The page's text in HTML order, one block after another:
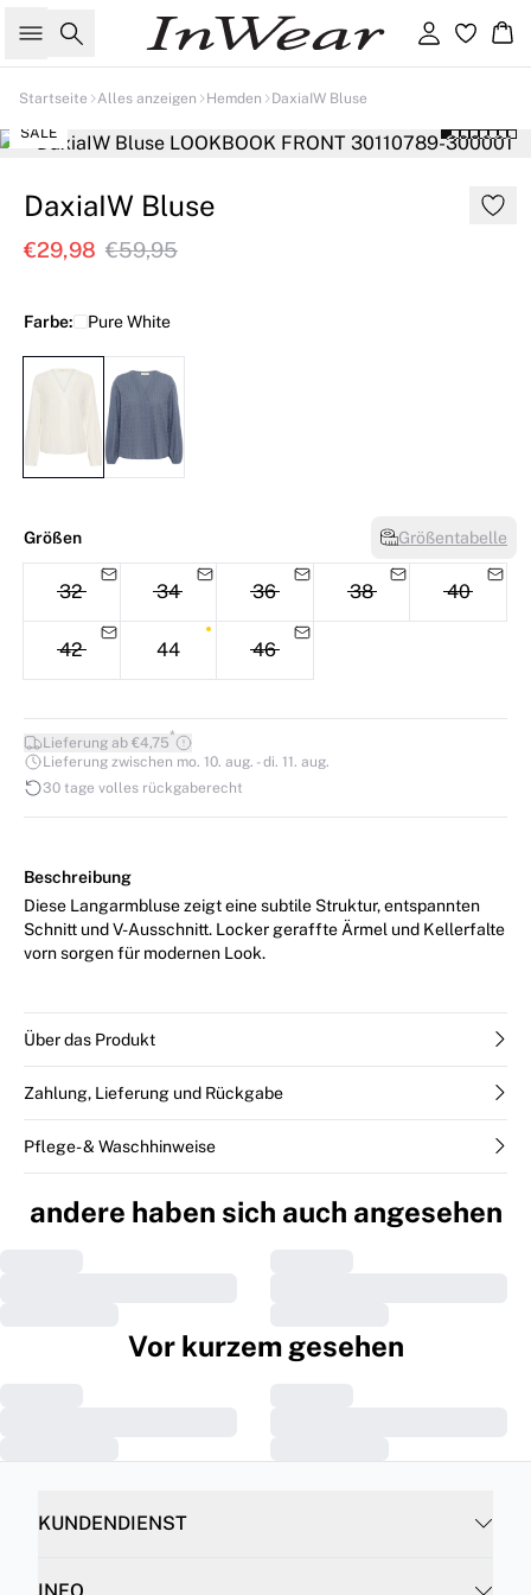
Suche Einloggen
Startseite Alles anzeigen Hemden DaxiaIW Bluse
SALE
DaxiaIW Bluse
€29,98 €59,95
Farbe: Pure White
Größen Größentabelle
32 34 36 38 40
42 44 46
Lieferung ab €4,75*
Lieferung zwischen mo. 10. aug. - di. 11. aug.
30 tage volles rückgaberecht
Beschreibung
Diese Langarmbluse zeigt eine subtile Struktur, entspannten
Schnitt und V-Ausschnitt. Locker geraffte Ärmel und Kellerfalte
vorn sorgen für modernen Look.
Über das Produkt
Zahlung, Lieferung und Rückgabe
Pflege- & Waschhinweise
andere haben sich auch angesehen
Vor kurzem gesehen
KUNDENDIENST
INFO